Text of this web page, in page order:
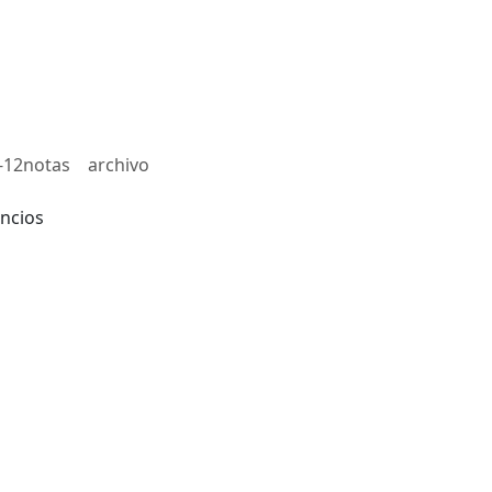
12notas archivo